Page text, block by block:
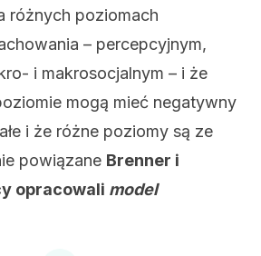
różnych poziomach
– percepcyjnym,
i makrosocjalnym – i że
mogą mieć negatywny
i że różne poziomy są ze
powiązane Brenner i
opracowali model